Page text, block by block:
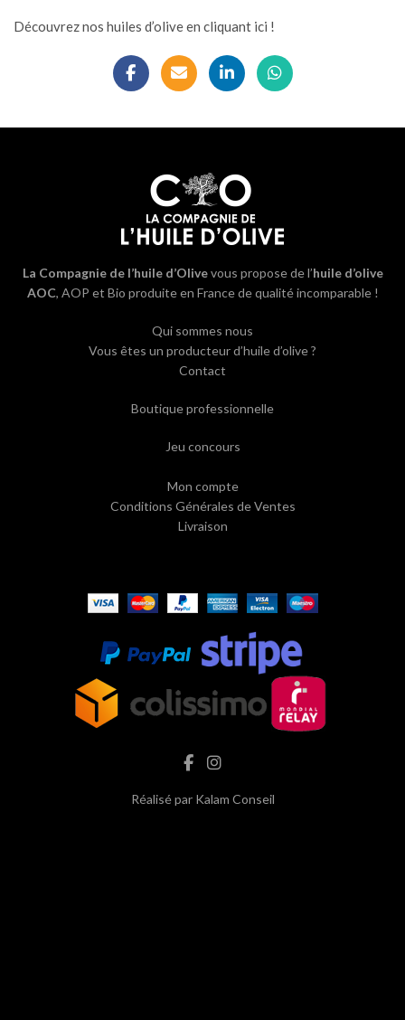
Découvrez nos huiles d’olive en cliquant ici !
La Compagnie de l’huile d’Olivevous propose de l’huile d’olive
AOC, AOP et Bio produite en France de qualité incomparable !
Qui sommes nous
Vous êtes un producteur d’huile d’olive ?
Contact
Boutique professionnelle
Jeu concours
Mon compte
Conditions Générales de Ventes
Livraison
Réalisé par Kalam Conseil